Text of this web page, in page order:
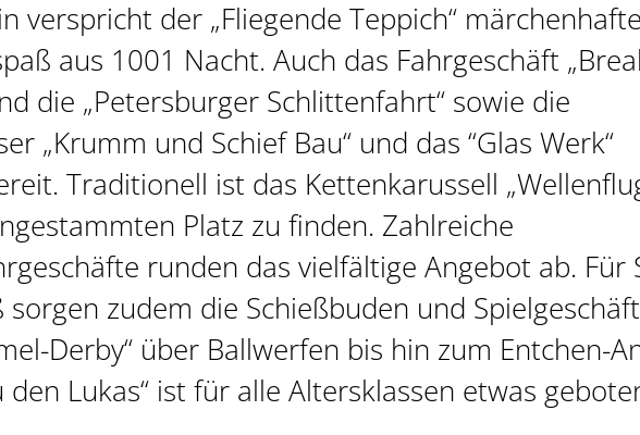
verspricht der „Fliegende Teppich“
aus 1001 Nacht. Auch das Fahrgeschäft
die „Petersburger Schlittenfahrt“ sowie die
„Krumm und Schief Bau“ und das “Glas Werk“
Traditionell ist das Kettenkarussell
Platz zu finden. Zahlreiche
runden das vielfältige Angebot ab. Für
sorgen zudem die Schießbuden und
Derby“ über Ballwerfen bis hin zum Entchen-
den Lukas“ ist für alle Altersklassen etwas